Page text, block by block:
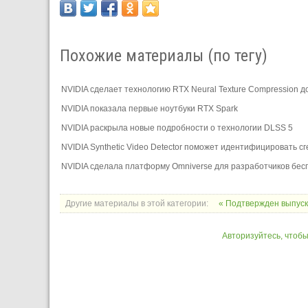
Похожие материалы (по тегу)
NVIDIA сделает технологию RTX Neural Texture Compression
NVIDIA показала первые ноутбуки RTX Spark
NVIDIA раскрыла новые подробности о технологии DLSS 5
NVIDIA Synthetic Video Detector поможет идентифицировать
NVIDIA сделала платформу Omniverse для разработчиков
Другие материалы в этой категории: « Подтвержден
Авторизуйтесь,